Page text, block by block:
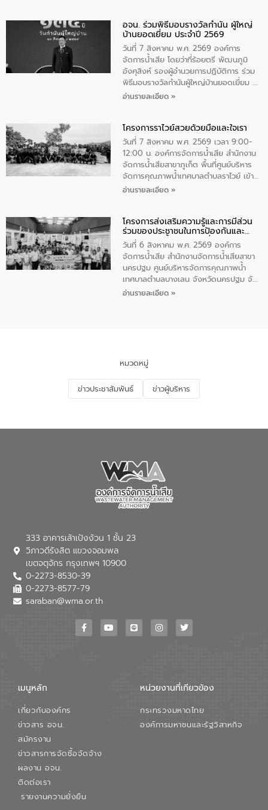
ทิพย์คำ รองผู้ว่าราชการจังหวัดมุกดาหาร
เป็นประธานในพิธี ณ เรือนจําชั่วคราวนาโสก
ตําบลนาโสก อําเภอเมืองมุกดาหาร จังหวัด
มุกดาหาร โดยในกิจกรรมได้ร่วมปลูกป่า และ
ทําความสะอาดภายในบริเวณ จัดกิจกรรม
เพื่อถวายเป็นพระราชกุศล สมเด็จพระนาง
เจ้าสิริกิติ์พระบรมราชินีนาถ พระบรมราช
อจน. ร่วมพิธีมอบรางวัลกำนัน ผู้ใหญ่
บ้านยอดเยี่ยม ประจำปี 2569
วันที่ 7 สิงหาคม พ.ศ. 2569 องค์การ
จัดการน้ำเสีย โดยว่าที่ร้อยตรี พัฒนภูมิ
อังศุสิงห์ รองผู้อำนวยการปฏิบัติการ ร่วม
พิธีมอบรางวัลกำนันผู้ใหญ่บ้านยอดเยี่ยม ณ
ทำเนียบรัฐบาล โดยมีนายอนุทิน ชาญวีรกูล
ทองคำและประกาศเกียรติคุณให้แก่ กำนัน
ผู้ใหญ่บ้านยอดเยี่ยม พร้อมกล่าวชื่นชม ให้
โอวาท และมอบนโยบาย
อ่านรายละเอียด »
โครงการราไวย์สวยด้วยมือและใจเรา
วันที่ 7 สิงหาคม พ.ศ. 2569 เวลา 9:00-
12:00 น. องค์การจัดการน้ำเสีย สำนักงาน
จัดการน้ำเสียสาขาภูเก็ต พื้นที่ศูนย์บริหาร
จัดการคุณภาพน้ำเทศบาลตำบลราไวย์ เข้า
ร่วมโครงการราไวย์สวยด้วยมือและใจเรา
ประชาชน ตัวแทนจากโรงแรมต่างๆ ในเขต
เทศบาลตำบลราไวย์ ศูนย์บริหารจัดการ
คุณภาพน้ำเทศบาลตำบลราไวย์ นำโดยนาย
น้อย แก้วเศษ ผู้จัดการสำนักงานจัดการน้ำ
เสียสาขาภูเก็ต พร้อมด้วยเจ้าหน้าที่ จำนวน
5 คน ร่วมทำกิจกรรม ทำความสะอาด
ชายหาดและแหล่งท่องเที่ยว ณ บริเวณ
อ่านรายละเอียด »
โครงการส่งเสริมความรู้และการมีส่วน
ร่วมของประชาชนในการป้องกันและ
แก้ไขปัญหาน้ำเสียอย่างยั่งยืน
วันที่ 6 สิงหาคม พ.ศ. 2569 องค์การ
จัดการน้ำเสีย สำนักงานจัดการน้ำเสียสาขา
นครปฐม ศูนย์บริหารจัดการคุณภาพน้ำ
เทศบาลตำบลบางเลน จังหวัดนครปฐม จัด
กิจกรรมภายใต้โครงการส่งเสริมความรู้และ
จัดการน้ำเสียและสร้างจิตสำนึกในการ
อนุรักษ์สิ่งแวดล้อม ในหัวข้อ “น้ำเสียชุมชน
และการบำบัดน้ำเสียเบื้องต้น” โดยให้ความรู้
เกี่ยวกับสาเหตุและผลกระทบของน้ำเสีย
ณ เทศบาลตำบลบางเลน จังหวัดนครปฐม
อ่านรายละเอียด »
หมวดหมู่
ข่าวประชาสัมพันธ์ ข่าวผู้บริหาร
333 อาคารเล้าเป้งง้วน 1 ชั้น 23
วิภาวดีรังสิต แขวงจอมพล
เขตจตุจักร กรุงเทพฯ 10900
0-2273-8530-39
0-2273-8577-79
saraban@wma.or.th
เมนูหลัก
เกี่ยวกับองค์กร
ข่าวสาร อจน.
สมัครงาน
ข่าวสารการจัดซื้อจัดจ้าง
ผลงาน อจน.
ติดต่อเรา
รายงานความยั่งยืน
หน่วยงานที่เกียวข้อง
กระทรวงมหาดไทย
องค์การมหาชนและรัฐวิสาหกิจ